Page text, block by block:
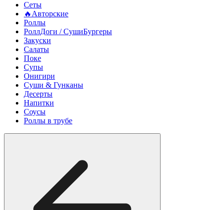
Сеты
🔥Авторские
Роллы
РоллДоги / СушиБургеры
Закуски
Салаты
Поке
Супы
Онигири
Суши & Гунканы
Десерты
Напитки
Соусы
Роллы в трубе